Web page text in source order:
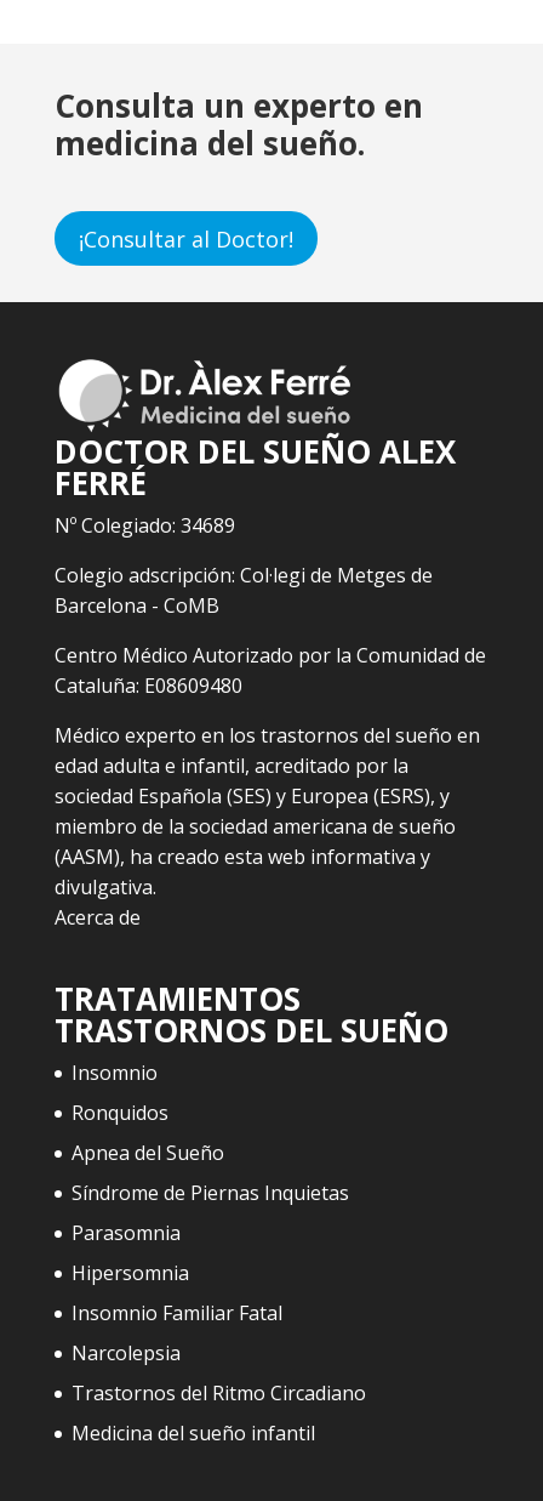
Consulta un experto en
medicina del sueño.
¡Consultar al Doctor!
DOCTOR DEL SUEÑO ALEX
FERRÉ
Nº Colegiado: 34689
Colegio adscripción: Col·legi de Metges de
Barcelona - CoMB
Centro Médico Autorizado por la Comunidad de
Cataluña: E08609480
Médico experto en los trastornos del sueño en
edad adulta e infantil, acreditado por la
sociedad Española (SES) y Europea (ESRS), y
miembro de la sociedad americana de sueño
(AASM), ha creado esta web informativa y
divulgativa.
Acerca de
TRATAMIENTOS
TRASTORNOS DEL SUEÑO
Insomnio
Ronquidos
Apnea del Sueño
Síndrome de Piernas Inquietas
Parasomnia
Hipersomnia
Insomnio Familiar Fatal
Narcolepsia
Trastornos del Ritmo Circadiano
Medicina del sueño infantil